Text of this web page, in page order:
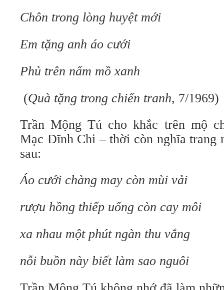
Chôn trong lòng huyệt mới
Em tặng anh áo cưới
Phủ trên nấm mồ xanh
(Quà tặng trong chiến tranh, 7/1969)
Trần Mộng Tú cho khắc trên mộ
Mạc Đĩnh Chi – thời còn nghĩa trang
sau:
Áo cưới chàng may còn mùi vải
rượu hồng thiếp uống còn cay môi
xa nhau một phút ngàn thu vắng
nỗi buồn này biết làm sao nguôi